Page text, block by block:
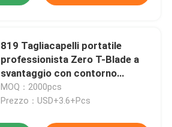
819 Tagliacapelli portatile
professionista Zero T-Blade a
svantaggio con contorno
Barbiere senza fili
MOQ：2000pcs
Prezzo：USD+3.6+Pcs